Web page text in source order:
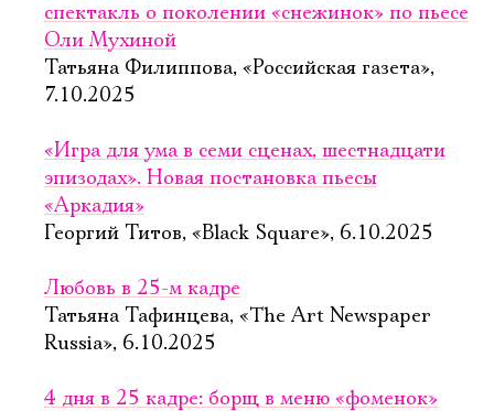
спектакль о поколении «снежинок» по пьесе
Оли Мухиной
Татьяна Филиппова, «Российская газета»,
7.10.2025
«Игра для ума в семи сценах, шестнадцати
эпизодах». Новая постановка пьесы
«Аркадия»
Георгий Титов, «Black Square», 6.10.2025
Любовь в 25-м кадре
Татьяна Тафинцева, «The Art Newspaper
Russia», 6.10.2025
4 дня в 25 кадре: борщ в меню «фоменок»